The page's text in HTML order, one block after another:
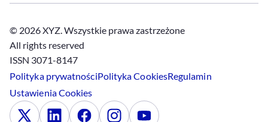
© 2026 XYZ. Wszystkie prawa zastrzeżone
All rights reserved
ISSN 3071-8147
Polityka prywatnościPolitykaCookiesRegulamin
UstawieniaCookies